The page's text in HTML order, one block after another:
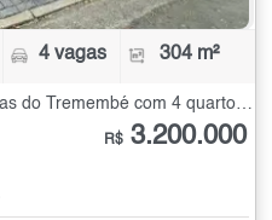
4 vagas 304 m²
Casa Térrea à Venda em Palmas do Tremembé com 4 quartos - 304 m²
R$ 3.200.000